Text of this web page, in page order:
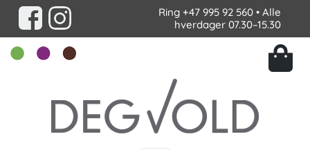
Ring +47 995 92 560 • Alle
hverdager 07.30–15.30